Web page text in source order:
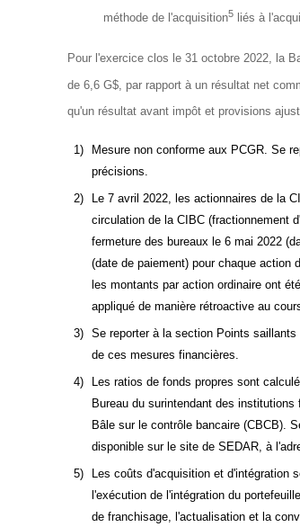
méthode de l'acquisition5 liés à
Pour l'exercice clos le 31 octobre 2022, la
de 6,6 G$, par rapport à un résultat net
qu'un résultat avant impôt et provisions
1)
Mesure non conforme aux PCGR. Se
précisions.
2)
Le 7 avril 2022, les actionnaires de la
circulation de la CIBC (fractionnement
fermeture des bureaux le 6 mai 2022
(date de paiement) pour chaque action
les montants par action ordinaire ont
appliqué de manière rétroactive au
3)
Se reporter à la section Points
de ces mesures financières.
4)
Les ratios de fonds propres sont
Bureau du surintendant des
Bâle sur le contrôle bancaire (CBCB).
disponible sur le site de SEDAR, à
5)
Les coûts d'acquisition et d'intégration
l'exécution de l'intégration du
de franchisage, l'actualisation et la